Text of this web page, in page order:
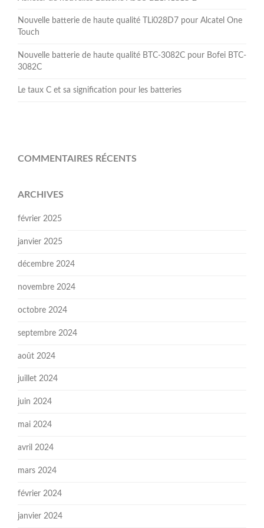
Nouvelle batterie de haute qualité TLi028D7 pour Alcatel One
Touch
Nouvelle batterie de haute qualité BTC-3082C pour Bofei BTC-
3082C
Le taux C et sa signification pour les batteries
COMMENTAIRES RÉCENTS
ARCHIVES
février 2025
janvier 2025
décembre 2024
novembre 2024
octobre 2024
septembre 2024
août 2024
juillet 2024
juin 2024
mai 2024
avril 2024
mars 2024
février 2024
janvier 2024